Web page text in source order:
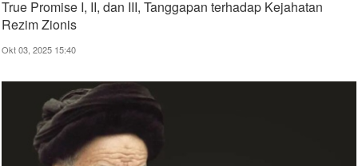
True Promise I, II, dan III, Tanggapan terhadap Kejahatan
Rezim Zionis
Okt 03, 2025 15:40